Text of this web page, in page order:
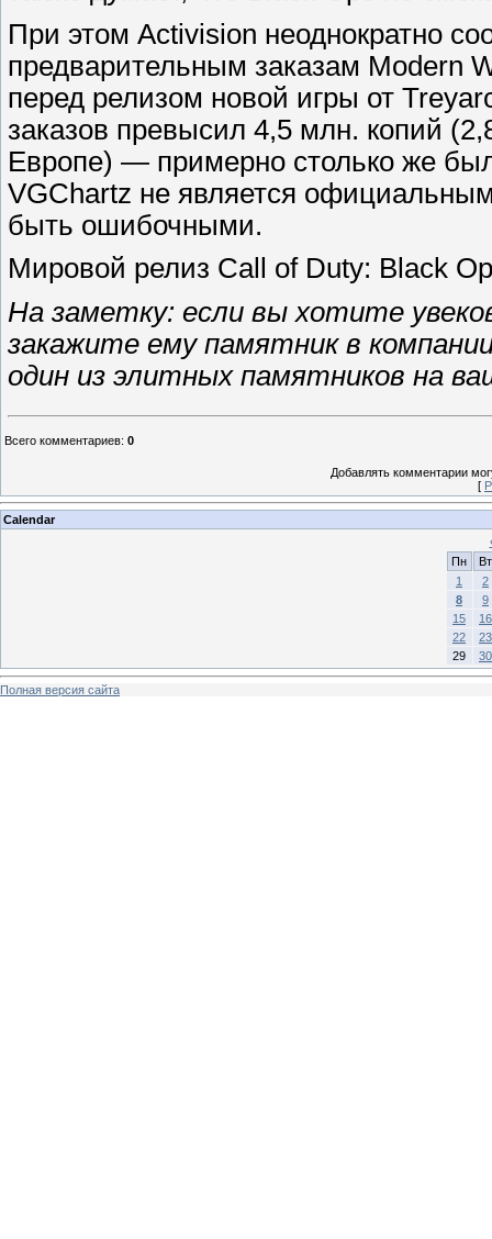
При этом Activision неоднократно
предварительным заказам Modern
перед релизом новой игры от
заказов превысил 4,5 млн. копий
Европе) — примерно столько же
VGChartz не является
быть ошибочными.
Мировой релиз Call of Duty: Black
На заметку: если вы хотите
закажите ему памятник в
один из элитных памятников на
Всего комментариев: 0
Добавлять комментарии
[
Calendar
Пн
Вт
1
2
8
9
15
16
22
23
29
30
Полная версия сайта